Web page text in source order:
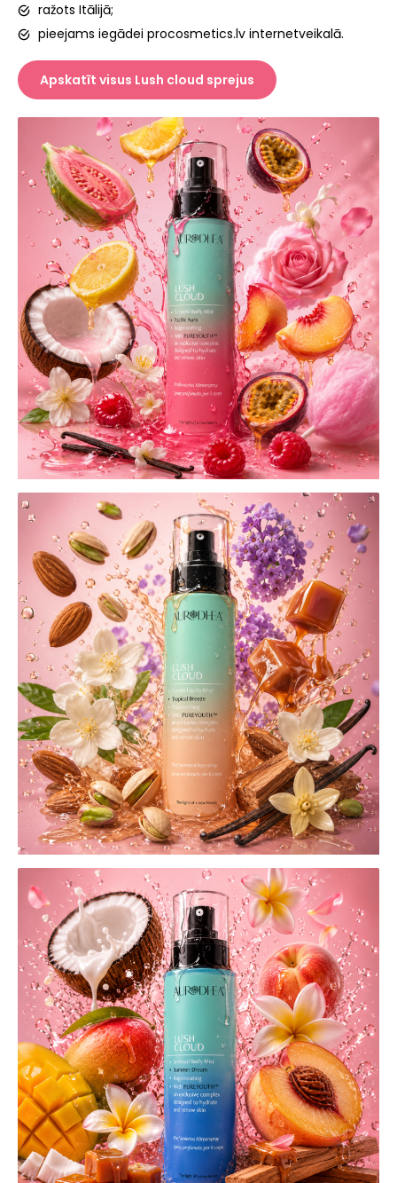
ražots Itālijā;
pieejams iegādei procosmetics.lv internetveikalā.
Apskatīt visus Lush cloud sprejus